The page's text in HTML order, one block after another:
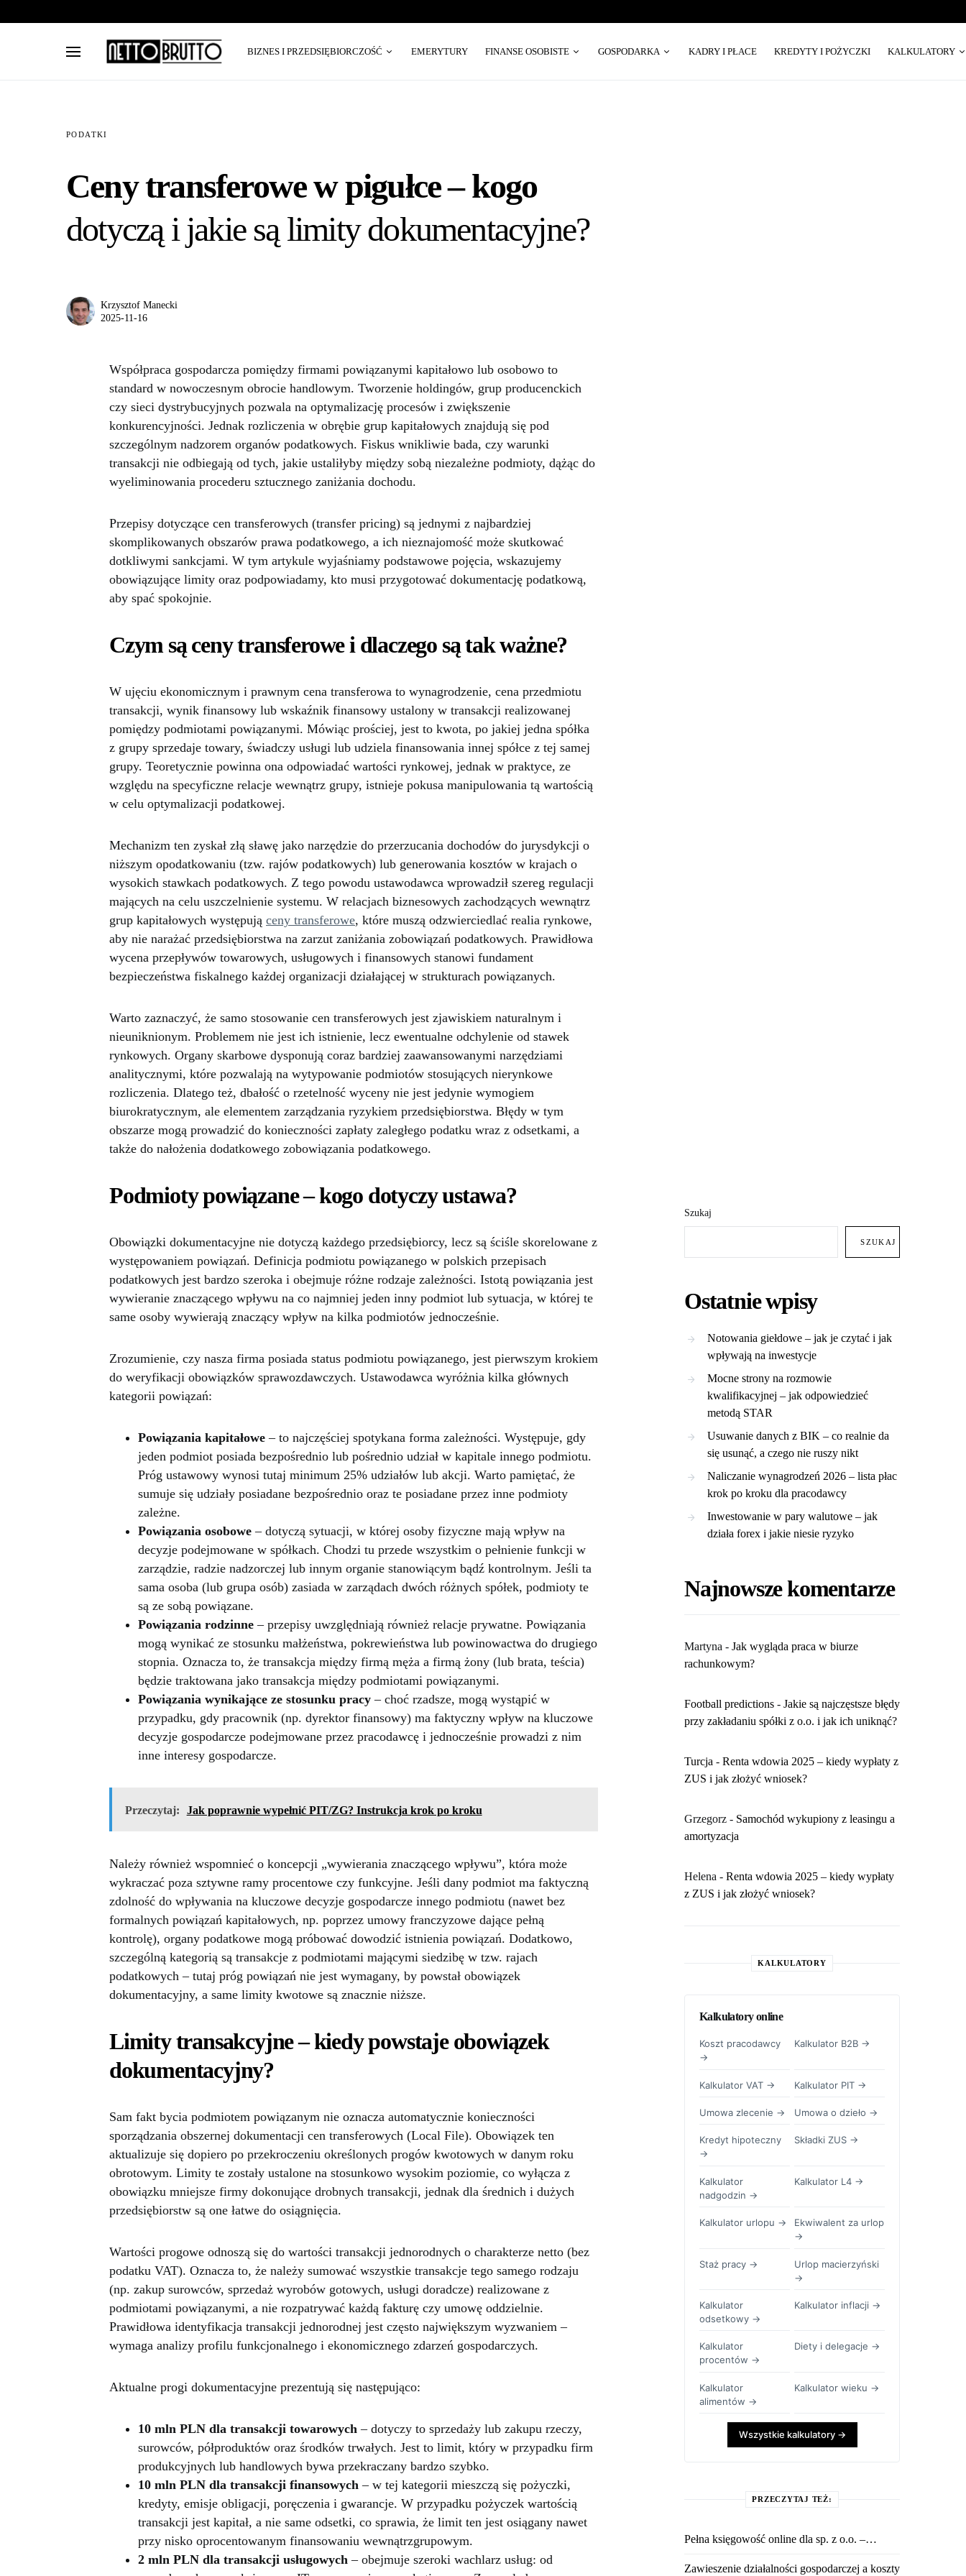
BIZNES I PRZEDSIĘBIORCZOŚĆ EMERYTURY FINANSE OSOBISTE GOSPODARKA KADRY I PŁACE KREDYTY I POŻYCZKI KALKULATORY
PODATKI
Ceny transferowe w pigułce – kogo
dotyczą i jakie są limity dokumentacyjne?
Krzysztof Manecki
2025-11-16
Współpraca gospodarcza pomiędzy firmami powiązanymi kapitałowo lub osobowo to
standard w nowoczesnym obrocie handlowym. Tworzenie holdingów, grup producenckich
czy sieci dystrybucyjnych pozwala na optymalizację procesów i zwiększenie
konkurencyjności. Jednak rozliczenia w obrębie grup kapitałowych znajdują się pod
szczególnym nadzorem organów podatkowych. Fiskus wnikliwie bada, czy warunki
transakcji nie odbiegają od tych, jakie ustaliłyby między sobą niezależne podmioty, dążąc do
wyeliminowania procederu sztucznego zaniżania dochodu.
Przepisy dotyczące cen transferowych (transfer pricing) są jednymi z najbardziej
skomplikowanych obszarów prawa podatkowego, a ich nieznajomość może skutkować
dotkliwymi sankcjami. W tym artykule wyjaśniamy podstawowe pojęcia, wskazujemy
obowiązujące limity oraz podpowiadamy, kto musi przygotować dokumentację podatkową,
aby spać spokojnie.
Czym są ceny transferowe i dlaczego są tak ważne?
W ujęciu ekonomicznym i prawnym cena transferowa to wynagrodzenie, cena przedmiotu
transakcji, wynik finansowy lub wskaźnik finansowy ustalony w transakcji realizowanej
pomiędzy podmiotami powiązanymi. Mówiąc prościej, jest to kwota, po jakiej jedna spółka
z grupy sprzedaje towary, świadczy usługi lub udziela finansowania innej spółce z tej samej
grupy. Teoretycznie powinna ona odpowiadać wartości rynkowej, jednak w praktyce, ze
względu na specyficzne relacje wewnątrz grupy, istnieje pokusa manipulowania tą wartością
w celu optymalizacji podatkowej.
Mechanizm ten zyskał złą sławę jako narzędzie do przerzucania dochodów do jurysdykcji o
niższym opodatkowaniu (tzw. rajów podatkowych) lub generowania kosztów w krajach o
wysokich stawkach podatkowych. Z tego powodu ustawodawca wprowadził szereg regulacji
mających na celu uszczelnienie systemu. W relacjach biznesowych zachodzących wewnątrz
grup kapitałowych występują ceny transferowe, które muszą odzwierciedlać realia rynkowe,
aby nie narażać przedsiębiorstwa na zarzut zaniżania zobowiązań podatkowych. Prawidłowa
wycena przepływów towarowych, usługowych i finansowych stanowi fundament
bezpieczeństwa fiskalnego każdej organizacji działającej w strukturach powiązanych.
Warto zaznaczyć, że samo stosowanie cen transferowych jest zjawiskiem naturalnym i
nieuniknionym. Problemem nie jest ich istnienie, lecz ewentualne odchylenie od stawek
rynkowych. Organy skarbowe dysponują coraz bardziej zaawansowanymi narzędziami
analitycznymi, które pozwalają na wytypowanie podmiotów stosujących nierynkowe
rozliczenia. Dlatego też, dbałość o rzetelność wyceny nie jest jedynie wymogiem
biurokratycznym, ale elementem zarządzania ryzykiem przedsiębiorstwa. Błędy w tym
obszarze mogą prowadzić do konieczności zapłaty zaległego podatku wraz z odsetkami, a
także do nałożenia dodatkowego zobowiązania podatkowego.
Podmioty powiązane – kogo dotyczy ustawa?
Obowiązki dokumentacyjne nie dotyczą każdego przedsiębiorcy, lecz są ściśle skorelowane z
występowaniem powiązań. Definicja podmiotu powiązanego w polskich przepisach
podatkowych jest bardzo szeroka i obejmuje różne rodzaje zależności. Istotą powiązania jest
wywieranie znaczącego wpływu na co najmniej jeden inny podmiot lub sytuacja, w której te
same osoby wywierają znaczący wpływ na kilka podmiotów jednocześnie.
Zrozumienie, czy nasza firma posiada status podmiotu powiązanego, jest pierwszym krokiem
do weryfikacji obowiązków sprawozdawczych. Ustawodawca wyróżnia kilka głównych
kategorii powiązań:
Powiązania kapitałowe – to najczęściej spotykana forma zależności. Występuje, gdy
jeden podmiot posiada bezpośrednio lub pośrednio udział w kapitale innego podmiotu.
Próg ustawowy wynosi tutaj minimum 25% udziałów lub akcji. Warto pamiętać, że
sumuje się udziały posiadane bezpośrednio oraz te posiadane przez inne podmioty
zależne.
Powiązania osobowe – dotyczą sytuacji, w której osoby fizyczne mają wpływ na
decyzje podejmowane w spółkach. Chodzi tu przede wszystkim o pełnienie funkcji w
zarządzie, radzie nadzorczej lub innym organie stanowiącym bądź kontrolnym. Jeśli ta
sama osoba (lub grupa osób) zasiada w zarządach dwóch różnych spółek, podmioty te
są ze sobą powiązane.
Powiązania rodzinne – przepisy uwzględniają również relacje prywatne. Powiązania
mogą wynikać ze stosunku małżeństwa, pokrewieństwa lub powinowactwa do drugiego
stopnia. Oznacza to, że transakcja między firmą męża a firmą żony (lub brata, teścia)
będzie traktowana jako transakcja między podmiotami powiązanymi.
Powiązania wynikające ze stosunku pracy – choć rzadsze, mogą wystąpić w
przypadku, gdy pracownik (np. dyrektor finansowy) ma faktyczny wpływ na kluczowe
decyzje gospodarcze podejmowane przez pracodawcę i jednocześnie prowadzi z nim
inne interesy gospodarcze.
Przeczytaj: Jak poprawnie wypełnić PIT/ZG? Instrukcja krok po kroku
Należy również wspomnieć o koncepcji „wywierania znaczącego wpływu”, która może
wykraczać poza sztywne ramy procentowe czy funkcyjne. Jeśli dany podmiot ma faktyczną
zdolność do wpływania na kluczowe decyzje gospodarcze innego podmiotu (nawet bez
formalnych powiązań kapitałowych, np. poprzez umowy franczyzowe dające pełną
kontrolę), organy podatkowe mogą próbować dowodzić istnienia powiązań. Dodatkowo,
szczególną kategorią są transakcje z podmiotami mającymi siedzibę w tzw. rajach
podatkowych – tutaj próg powiązań nie jest wymagany, by powstał obowiązek
dokumentacyjny, a same limity kwotowe są znacznie niższe.
Limity transakcyjne – kiedy powstaje obowiązek
dokumentacyjny?
Sam fakt bycia podmiotem powiązanym nie oznacza automatycznie konieczności
sporządzania obszernej dokumentacji cen transferowych (Local File). Obowiązek ten
aktualizuje się dopiero po przekroczeniu określonych progów kwotowych w danym roku
obrotowym. Limity te zostały ustalone na stosunkowo wysokim poziomie, co wyłącza z
obowiązku mniejsze firmy dokonujące drobnych transakcji, jednak dla średnich i dużych
przedsiębiorstw są one łatwe do osiągnięcia.
Wartości progowe odnoszą się do wartości transakcji jednorodnych o charakterze netto (bez
podatku VAT). Oznacza to, że należy sumować wszystkie transakcje tego samego rodzaju
(np. zakup surowców, sprzedaż wyrobów gotowych, usługi doradcze) realizowane z
podmiotami powiązanymi, a nie rozpatrywać każdą fakturę czy umowę oddzielnie.
Prawidłowa identyfikacja transakcji jednorodnej jest często największym wyzwaniem –
wymaga analizy profilu funkcjonalnego i ekonomicznego zdarzeń gospodarczych.
Aktualne progi dokumentacyjne prezentują się następująco:
10 mln PLN dla transakcji towarowych – dotyczy to sprzedaży lub zakupu rzeczy,
surowców, półproduktów oraz środków trwałych. Jest to limit, który w przypadku firm
produkcyjnych lub handlowych bywa przekraczany bardzo szybko.
10 mln PLN dla transakcji finansowych – w tej kategorii mieszczą się pożyczki,
kredyty, emisje obligacji, poręczenia i gwarancje. W przypadku pożyczek wartością
transakcji jest kapitał, a nie same odsetki, co sprawia, że limit ten jest osiągany nawet
przy nisko oprocentowanym finansowaniu wewnątrzgrupowym.
2 mln PLN dla transakcji usługowych – obejmuje szeroki wachlarz usług: od
Szukaj
SZUKAJ
Ostatnie wpisy
Notowania giełdowe – jak je czytać i jak
wpływają na inwestycje
Mocne strony na rozmowie
kwalifikacyjnej – jak odpowiedzieć
metodą STAR
Usuwanie danych z BIK – co realnie da
się usunąć, a czego nie ruszy nikt
Naliczanie wynagrodzeń 2026 – lista płac
krok po kroku dla pracodawcy
Inwestowanie w pary walutowe – jak
działa forex i jakie niesie ryzyko
Najnowsze komentarze
Martyna - ​Jak wygląda praca w biurze
rachunkowym?
Football predictions - Jakie są najczęstsze błędy
przy zakładaniu spółki z o.o. i jak ich uniknąć?
Turcja - Renta wdowia 2025 – kiedy wypłaty z
ZUS i jak złożyć wniosek?
Grzegorz - Samochód wykupiony z leasingu a
amortyzacja
Helena - Renta wdowia 2025 – kiedy wypłaty
z ZUS i jak złożyć wniosek?
KALKULATORY
Kalkulatory online
Koszt pracodawcy
→
Kalkulator B2B →
Kalkulator VAT → Kalkulator PIT →
Umowa zlecenie → Umowa o dzieło →
Kredyt hipoteczny
→
Składki ZUS →
Kalkulator
nadgodzin →
Kalkulator L4 →
Kalkulator urlopu →
Ekwiwalent za urlop
→
Staż pracy →
Urlop macierzyński
→
Kalkulator
odsetkowy →
Kalkulator inflacji →
Kalkulator
procentów →
Diety i delegacje →
Kalkulator
alimentów →
Kalkulator wieku →
Wszystkie kalkulatory →
PRZECZYTAJ TEŻ:
Pełna księgowość online dla sp. z o.o. –…
Zawieszenie działalności gospodarczej a koszty